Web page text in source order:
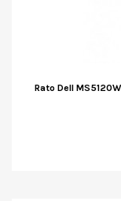
Rato Dell